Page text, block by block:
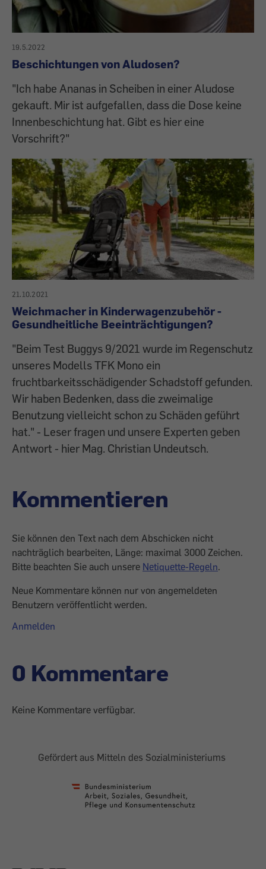
19.5.2022
Beschichtungen von Aludosen?
"Ich habe Ananas in Scheiben in einer Aludose
gekauft. Mir ist aufgefallen, dass die Dose keine
Innenbeschichtung hat. Gibt es hier eine
Vorschrift?"
21.10.2021
Weichmacher in Kinderwagenzubehör -
Gesundheitliche Beeinträchtigungen?
"Beim Test Buggys 9/2021 wurde im Regenschutz
unseres Modells TFK Mono ein
fruchtbarkeitsschädigender Schadstoff gefunden.
Wir haben Bedenken, dass die zweimalige
Benutzung vielleicht schon zu Schäden geführt
hat." - Leser fragen und unsere Experten geben
Antwort - hier Mag. Christian Undeutsch.
Kommentieren
Sie können den Text nach dem Abschicken nicht
nachträglich bearbeiten, Länge: maximal 3000 Zeichen.
Bitte beachten Sie auch unsere Netiquette-Regeln.
Neue Kommentare können nur von angemeldeten
Benutzern veröffentlicht werden.
Anmelden
0 Kommentare
Keine Kommentare verfügbar.
Gefördert aus Mitteln des Sozialministeriums